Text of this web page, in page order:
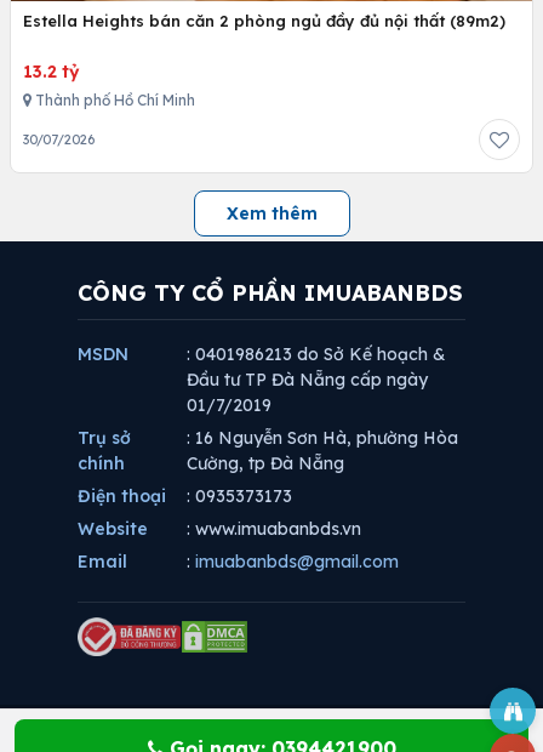
Estella Heights bán căn 2 phòng ngủ đầy đủ nội thất (89m2)
13.2 tỷ
Thành phố Hồ Chí Minh
30/07/2026
Xem thêm
CÔNG TY CỔ PHẦN IMUABANBDS
MSDN
: 0401986213 do Sở Kế hoạch &
Đầu tư TP Đà Nẵng cấp ngày
01/7/2019
Trụ sở
chính
: 16 Nguyễn Sơn Hà, phường Hòa
Cường, tp Đà Nẵng
Điện thoại
: 0935373173
Website
: www.imuabanbds.vn
Email
: imuabanbds@gmail.com